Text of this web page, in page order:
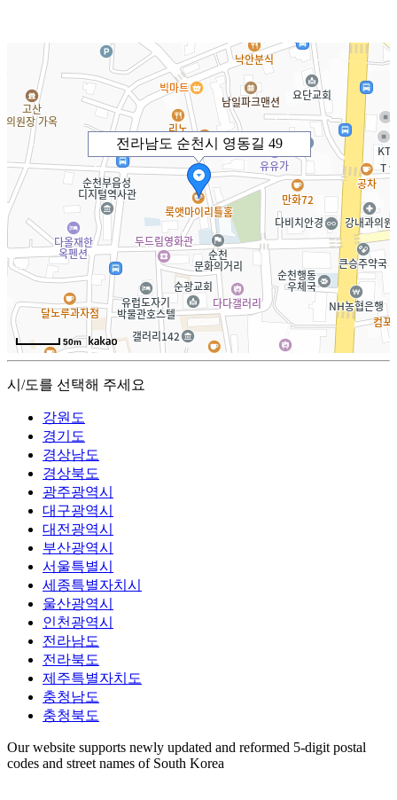
전라남도 순천시 영동길 49
50m
시/도를 선택해 주세요
강원도
경기도
경상남도
경상북도
광주광역시
대구광역시
대전광역시
부산광역시
서울특별시
세종특별자치시
울산광역시
인천광역시
전라남도
전라북도
제주특별자치도
충청남도
충청북도
Our website supports newly updated and reformed 5-digit postal
codes and street names of South Korea